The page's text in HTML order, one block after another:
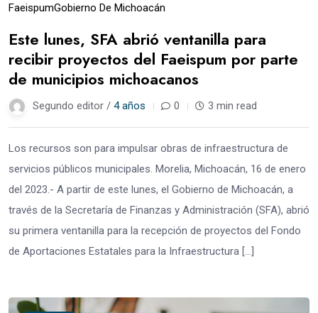
FaeispumGobierno De Michoacán
Este lunes, SFA abrió ventanilla para
recibir proyectos del Faeispum por parte
de municipios michoacanos
Segundo editor / 4 años 0 3 min read
Los recursos son para impulsar obras de infraestructura de
servicios públicos municipales. Morelia, Michoacán, 16 de enero
del 2023.- A partir de este lunes, el Gobierno de Michoacán, a
través de la Secretaría de Finanzas y Administración (SFA), abrió
su primera ventanilla para la recepción de proyectos del Fondo
de Aportaciones Estatales para la Infraestructura […]